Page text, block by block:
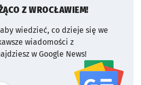
Z WROCŁAWIEM!
wiedzieć, co dzieje się we
wiadomości z
w Google News!